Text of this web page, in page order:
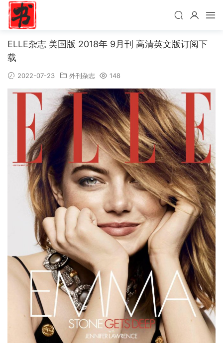
ELLE杂志 美国版 2018年 9月刊 高清英文版订阅下
载
2022-07-23 外刊杂志 148